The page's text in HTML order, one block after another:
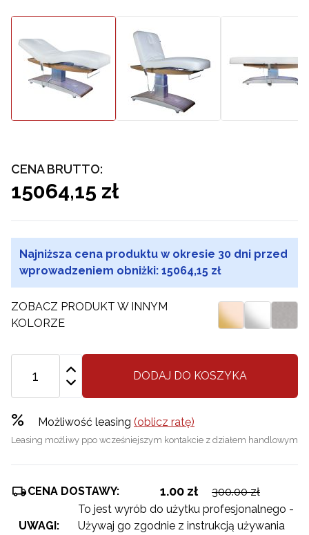
CENA BRUTTO:
15064,15 zł
Najniższa cena produktu w okresie 30 dni przed
wprowadzeniem obniżki: 15064,15 zł
ZOBACZ PRODUKT W INNYM
KOLORZE
DODAJ DO KOSZYKA
% Możliwość leasing (oblicz ratę)
Leasing możliwy ppo wcześniejszym kontakcie z działem handlowym
CENA DOSTAWY: 1.00 zł 300.00 zł
UWAGI:
To jest wyrób do użytku profesjonalnego -
Używaj go zgodnie z instrukcją używania